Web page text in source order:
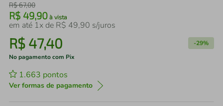
R$67,00
R$ 49,90 à vista
em até 1x de R$ 49,90 s/juros
R$ 47,40 -29%
No pagamento com Pix
1.663 pontos
Ver formas de pagamento